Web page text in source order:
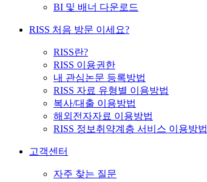
BI 및 배너 다운로드
RISS 처음 방문 이세요?
RISS란?
RISS 이용권한
내 관심논문 등록방법
RISS 자료 유형별 이용방법
복사/대출 이용방법
해외전자자료 이용방법
RISS 정보취약계층 서비스 이용방법
고객센터
자주 찾는 질문